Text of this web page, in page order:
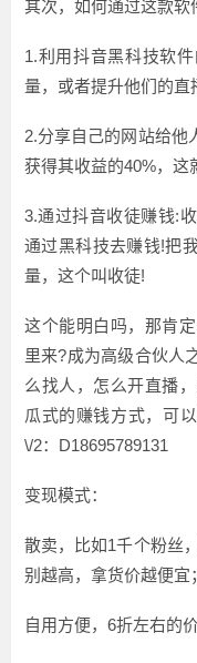
其次，如何通过这款软
1.利用抖音黑科技软
量，或者提升他们的直
2.分享自己的网站给他
获得其收益的40%，这
3.通过抖音收徒赚钱:
通过黑科技去赚钱!把
量，这个叫收徒!
这个能明白吗，那肯
里来?成为高级合伙人
么找人，怎么开直播
瓜式的赚钱方式，可
\/2：D18695789131
变现模式：
散卖，比如1千个粉丝
别越高，拿货价越便宜；
自用方便，6折左右的